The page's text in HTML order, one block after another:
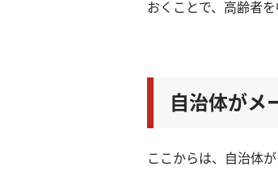
おくことで、高齢者
自治体がメ
ここからは、自治体